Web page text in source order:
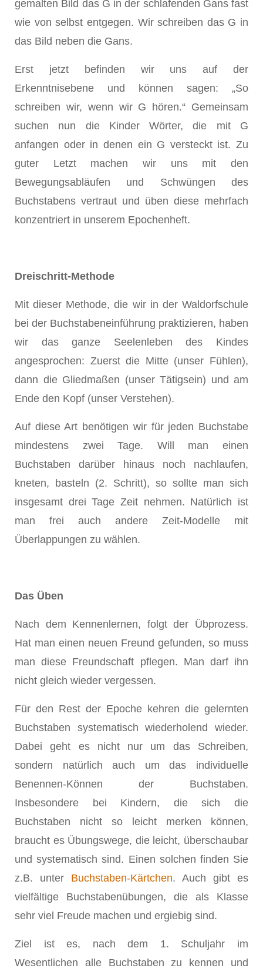
gemalten Bild das G in der schlafenden Gans fast
wie von selbst entgegen. Wir schreiben das G in
das Bild neben die Gans.
Erst jetzt befinden wir uns auf der
Erkenntnisebene und können sagen: „So
schreiben wir, wenn wir G hören.“ Gemeinsam
suchen nun die Kinder Wörter, die mit G
anfangen oder in denen ein G versteckt ist. Zu
guter Letzt machen wir uns mit den
Bewegungsabläufen und Schwüngen des
Buchstabens vertraut und üben diese mehrfach
konzentriert in unserem Epochenheft.
Dreischritt-Methode
Mit dieser Methode, die wir in der Waldorfschule
bei der Buchstabeneinführung praktizieren, haben
wir das ganze Seelenleben des Kindes
angesprochen: Zuerst die Mitte (unser Fühlen),
dann die Gliedmaßen (unser Tätigsein) und am
Ende den Kopf (unser Verstehen).
Auf diese Art benötigen wir für jeden Buchstabe
mindestens zwei Tage. Will man einen
Buchstaben darüber hinaus noch nachlaufen,
kneten, basteln (2. Schritt), so sollte man sich
insgesamt drei Tage Zeit nehmen. Natürlich ist
man frei auch andere Zeit-Modelle mit
Überlappungen zu wählen.
Das Üben
Nach dem Kennenlernen, folgt der Übprozess.
Hat man einen neuen Freund gefunden, so muss
man diese Freundschaft pflegen. Man darf ihn
nicht gleich wieder vergessen.
Für den Rest der Epoche kehren die gelernten
Buchstaben systematisch wiederholend wieder.
Dabei geht es nicht nur um das Schreiben,
sondern natürlich auch um das individuelle
Benennen-Können der Buchstaben.
Insbesondere bei Kindern, die sich die
Buchstaben nicht so leicht merken können,
braucht es Übungswege, die leicht, überschaubar
und systematisch sind. Einen solchen finden Sie
z.B. unter Buchstaben-Kärtchen. Auch gibt es
vielfältige Buchstabenübungen, die als Klasse
sehr viel Freude machen und ergiebig sind.
Ziel ist es, nach dem 1. Schuljahr im
Wesentlichen alle Buchstaben zu kennen und